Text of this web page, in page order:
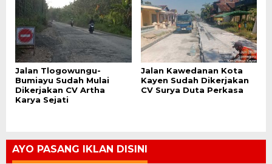
Jalan Tlogowungu-
Bumiayu Sudah Mulai
Dikerjakan CV Artha
Karya Sejati
Jalan Kawedanan Kota
Kayen Sudah Dikerjakan
CV Surya Duta Perkasa
AYO PASANG IKLAN DISINI